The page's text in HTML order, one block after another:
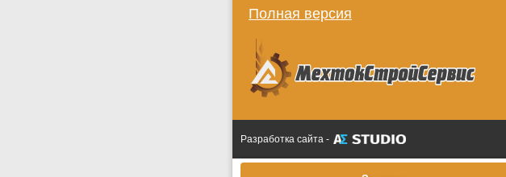
Полная версия
Разработка сайта -